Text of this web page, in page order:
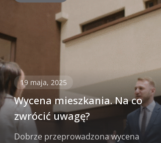
19 maja, 2025
Wycena mieszkania. Na co
zwrócić uwagę?
Dobrze przeprowadzona wycena